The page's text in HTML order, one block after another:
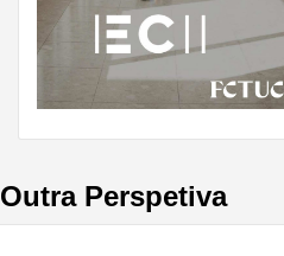
Outra Perspetiva